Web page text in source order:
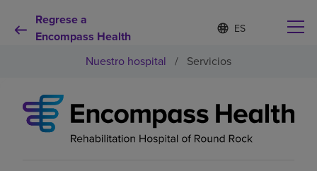
Regrese a
Encompass Health
Lista
de
idiomas
contraída
d
o
s
e
e
Por qué debe elegirnos
Nuestro hospital / Servicios